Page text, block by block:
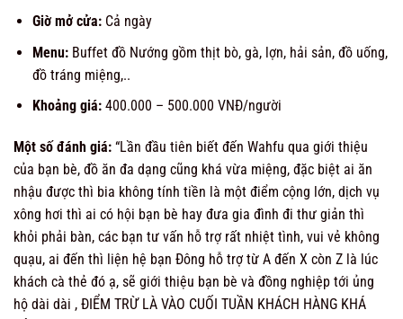
Giờ mở cửa: Cả ngày
Menu: Buffet đồ Nướng gồm thịt bò, gà, lợn, hải sản, đồ uống,
đồ tráng miệng,..
Khoảng giá: 400.000 – 500.000 VNĐ/người
Một số đánh giá: “Lần đầu tiên biết đến Wahfu qua giới thiệu
của bạn bè, đồ ăn đa dạng cũng khá vừa miệng, đặc biệt ai ăn
nhậu được thì bia không tính tiền là một điểm cộng lớn, dịch vụ
xông hơi thì ai có hội bạn bè hay đưa gia đình đi thư giản thì
khỏi phải bàn, các bạn tư vấn hỗ trợ rất nhiệt tình, vui vẻ không
quạu, ai đến thì liện hệ bạn Đông hỗ trợ từ A đến X còn Z là lúc
khách cà thẻ đó ạ, sẽ giới thiệu bạn bè và đồng nghiệp tới ủng
hộ dài dài , ĐIỂM TRỪ LÀ VÀO CUỐI TUẦN KHÁCH HÀNG KHÁ